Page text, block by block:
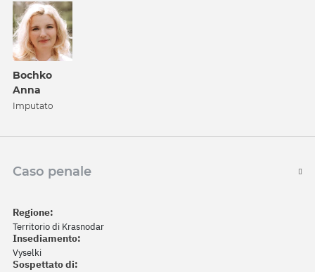
Bochko
Anna
Imputato
Caso penale
Regione:
Territorio di Krasnodar
Insediamento:
Vyselki
Sospettato di: